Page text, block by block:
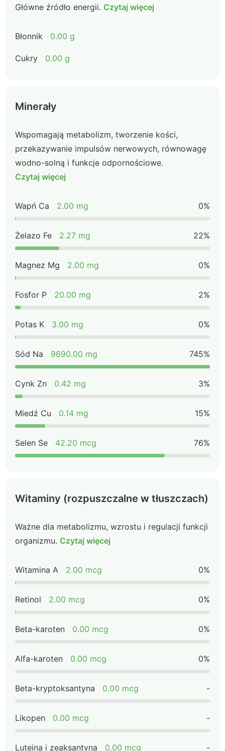
Główne źródło energii. Czytaj więcej
Błonnik 0.00 g
Cukry 0.00 g
Minerały
Wspomagają metabolizm, tworzenie kości,
przekazywanie impulsów nerwowych, równowagę
wodno-solną i funkcje odpornościowe.
Czytaj więcej
Wapń Ca 2.00 mg 0%
Żelazo Fe 2.27 mg 22%
Magnez Mg 2.00 mg 0%
Fosfor P 20.00 mg 2%
Potas K 3.00 mg 0%
Sód Na 9690.00 mg 745%
Cynk Zn 0.42 mg 3%
Miedź Cu 0.14 mg 15%
Selen Se 42.20 mcg 76%
Witaminy (rozpuszczalne w tłuszczach)
Ważne dla metabolizmu, wzrostu i regulacji funkcji
organizmu. Czytaj więcej
Witamina A 2.00 mcg 0%
Retinol 2.00 mcg 0%
Beta-karoten 0.00 mcg 0%
Alfa-karoten 0.00 mcg 0%
Beta-kryptoksantyna 0.00 mcg -
Likopen 0.00 mcg -
Luteina i zeaksantyna 0.00 mcg -